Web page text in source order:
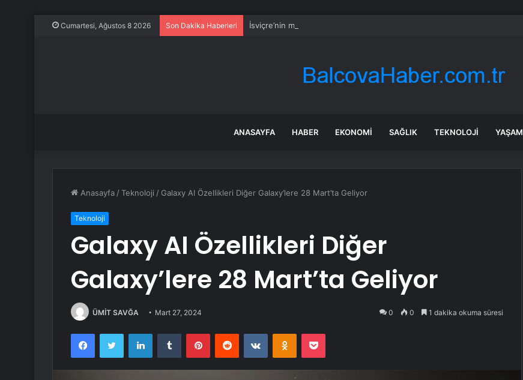
Cumartesi, Ağustos 8 2026 Son Dakika Haberleri İsviçre’nin maden suyunu toplatma kararı sonrası Kızılay sessizliğini bozdu
ANASAYFA HABER EKONOMI SAĞLIK TEKNOLOJI YAŞAM
Anasayfa /Teknoloji / Galaxy AI Özellikleri Diğer Galaxy’lere 28 Mart’ta Geliyor
Teknoloji
Galaxy AI Özellikleri Diğer
Galaxy’lere 28 Mart’ta Geliyor
ÜMİT SAVĞA Mart 27, 2024 0 0 1 dakika okuma süresi
FacebookTwitter LinkedInTumblr PinterestReddit VKontakteOdnoklassniki
Pocket